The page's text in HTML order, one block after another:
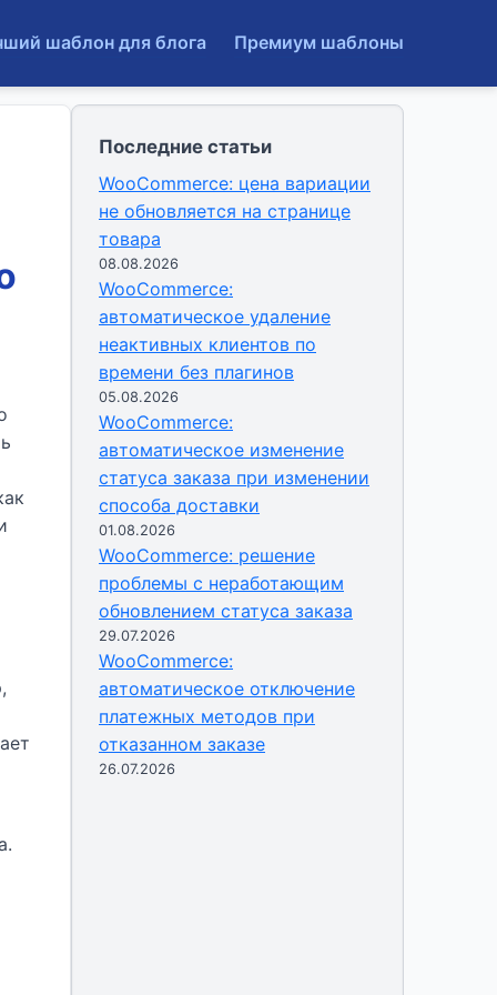
шаблон для блога Премиум шаблоны
Последние статьи
WooCommerce: цена вариации
не обновляется на странице
товара
08.08.2026
WooCommerce:
автоматическое удаление
неактивных клиентов по
времени без плагинов
05.08.2026
WooCommerce:
автоматическое изменение
статуса заказа при изменении
способа доставки
01.08.2026
WooCommerce: решение
проблемы с неработающим
обновлением статуса заказа
29.07.2026
WooCommerce:
автоматическое отключение
платежных методов при
отказанном заказе
26.07.2026